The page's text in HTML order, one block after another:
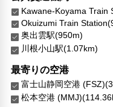
Kawane-Koyama Train
Okuizumi Train
奥出雲駅(950m)
川根小山駅(1.07km)
最寄りの空港
富士山静岡空港
松本空港